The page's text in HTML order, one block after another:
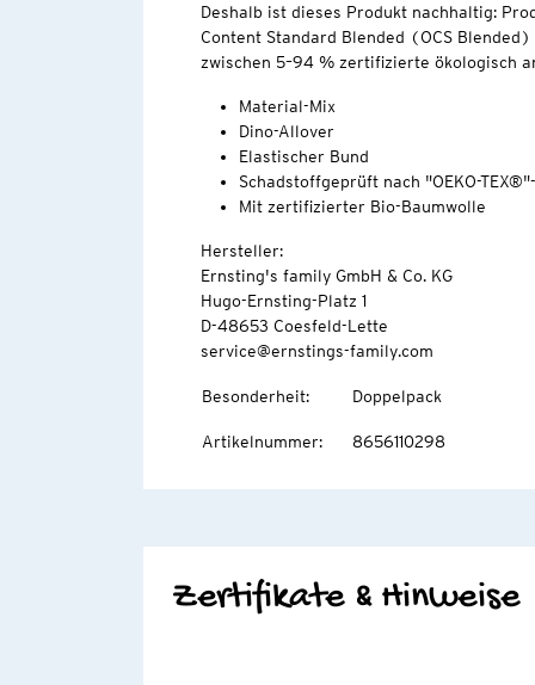
Deshalb ist dieses Produkt nachhaltig:
Content Standard Blended (OCS
zwischen 5–94 % zertifizierte ökologisch
Material-Mix
Dino-Allover
Elastischer Bund
Schadstoffgeprüft nach "OEKO-
Mit zertifizierter Bio-Baumwolle
Hersteller:
Ernsting's family GmbH & Co. KG
Hugo-Ernsting-Platz 1
D-48653 Coesfeld-Lette
service@ernstings-family.com
Besonderheit: Doppelpack
Artikelnummer: 8656110298
Zertifikate & Hinweise